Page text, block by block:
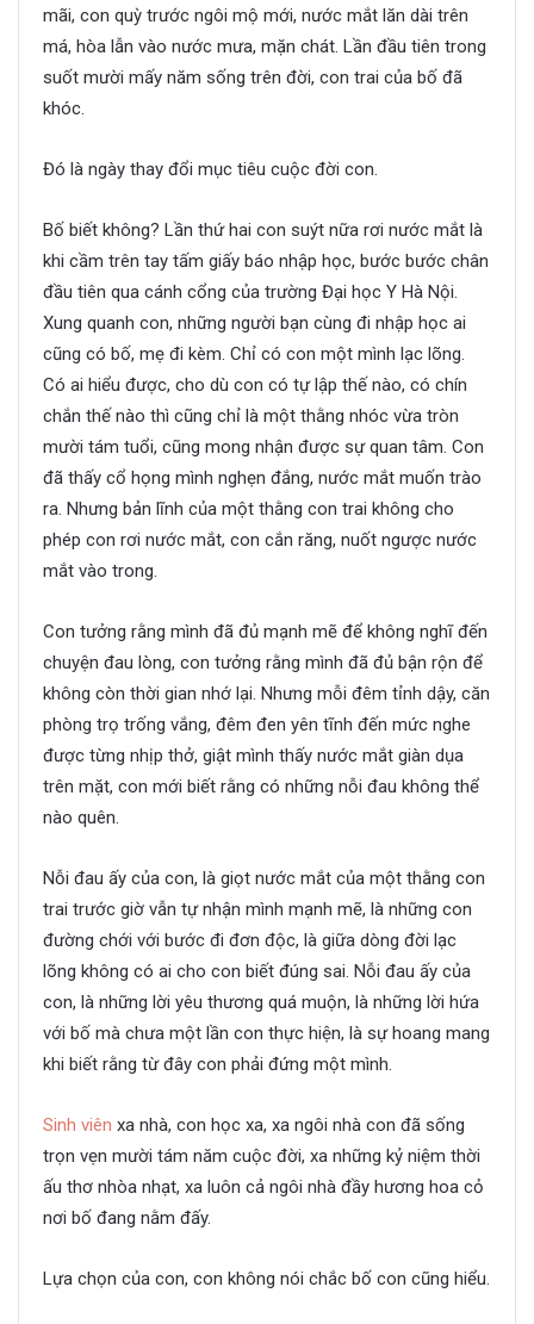
mãi, con quỳ trước ngôi mộ mới, nước mắt lăn dài trên
má, hòa lẫn vào nước mưa, mặn chát. Lần đầu tiên trong
suốt mười mấy năm sống trên đời, con trai của bố đã
khóc.
Đó là ngày thay đổi mục tiêu cuộc đời con.
Bố biết không? Lần thứ hai con suýt nữa rơi nước mắt là
khi cầm trên tay tấm giấy báo nhập học, bước bước chân
đầu tiên qua cánh cổng của trường Đại học Y Hà Nội.
Xung quanh con, những người bạn cùng đi nhập học ai
cũng có bố, mẹ đi kèm. Chỉ có con một mình lạc lõng.
Có ai hiểu được, cho dù con có tự lập thế nào, có chín
chắn thế nào thì cũng chỉ là một thằng nhóc vừa tròn
mười tám tuổi, cũng mong nhận được sự quan tâm. Con
đã thấy cổ họng mình nghẹn đắng, nước mắt muốn trào
ra. Nhưng bản lĩnh của một thằng con trai không cho
phép con rơi nước mắt, con cắn răng, nuốt ngược nước
mắt vào trong.
Con tưởng rằng mình đã đủ mạnh mẽ để không nghĩ đến
chuyện đau lòng, con tưởng rằng mình đã đủ bận rộn để
không còn thời gian nhớ lại. Nhưng mỗi đêm tỉnh dậy, căn
phòng trọ trống vắng, đêm đen yên tĩnh đến mức nghe
được từng nhịp thở, giật mình thấy nước mắt giàn dụa
trên mặt, con mới biết rằng có những nỗi đau không thể
nào quên.
Nỗi đau ấy của con, là giọt nước mắt của một thằng con
trai trước giờ vẫn tự nhận mình mạnh mẽ, là những con
đường chới với bước đi đơn độc, là giữa dòng đời lạc
lõng không có ai cho con biết đúng sai. Nỗi đau ấy của
con, là những lời yêu thương quá muộn, là những lời hứa
với bố mà chưa một lần con thực hiện, là sự hoang mang
khi biết rằng từ đây con phải đứng một mình.
Sinh viên xa nhà, con học xa, xa ngôi nhà con đã sống
trọn vẹn mười tám năm cuộc đời, xa những kỷ niệm thời
ấu thơ nhòa nhạt, xa luôn cả ngôi nhà đầy hương hoa cỏ
nơi bố đang nằm đấy.
Lựa chọn của con, con không nói chắc bố con cũng hiểu.